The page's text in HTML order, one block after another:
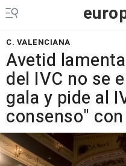
C. VALENCIANA
Avetid
del IVC no se
gala y pide al
consenso"